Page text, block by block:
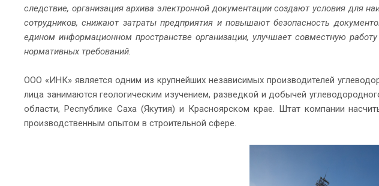
следствие, организация архива электронной документации создают условия для
сотрудников, снижают затраты предприятия и повышают безопасность
едином информационном пространстве организации, улучшает совместную
нормативных требований.
ООО «ИНК» является одним из крупнейших независимых производителей
лица занимаются геологическим изучением, разведкой и добычей
области, Республике Саха (Якутия) и Красноярском крае. Штат компании
производственным опытом в строительной сфере.